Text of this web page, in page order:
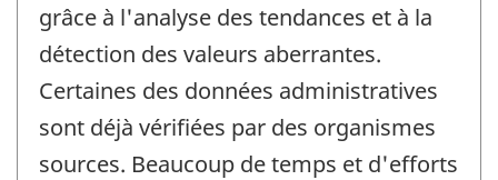
grâce à l'analyse des tendances et à la
détection des valeurs aberrantes.
Certaines des données administratives
sont déjà vérifiées par des organismes
sources. Beaucoup de temps et d'efforts